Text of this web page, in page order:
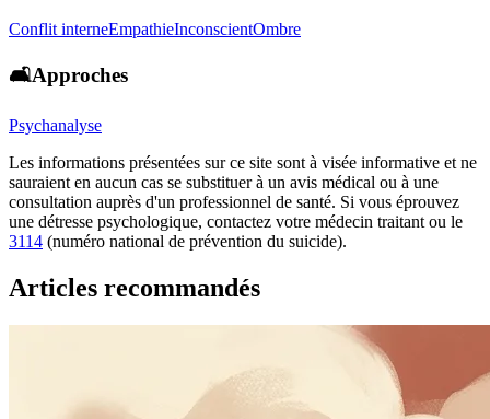
Conflit interneEmpathieInconscientOmbre
🛋️Approches
Psychanalyse
Les informations présentées sur ce site sont à visée informative et ne
sauraient en aucun cas se substituer à un avis médical ou à une
consultation auprès d'un professionnel de santé. Si vous éprouvez
une détresse psychologique, contactez votre médecin traitant ou le
3114 (numéro national de prévention du suicide).
Articles recommandés